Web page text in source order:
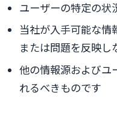
ユーザーの特定の状
当社が入手可能な情
または問題を反映し
他の情報源およびユ
れるべきものです